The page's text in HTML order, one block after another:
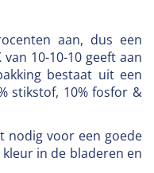
aan, dus een
10-10-10 geeft aan
bestaat uit een
stikstof, 10% fosfor &
nodig voor een goede
in de bladeren en